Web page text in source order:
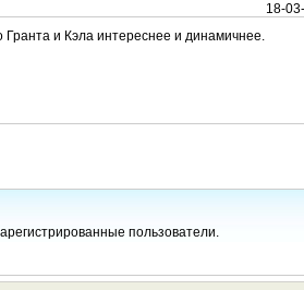
18-
и Кэла интереснее и динамичнее.
пользователи.